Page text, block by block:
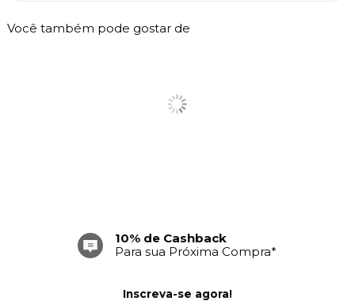
Você também pode gostar de
10% de Cashback
Para sua Próxima Compra*
Inscreva-se agora!